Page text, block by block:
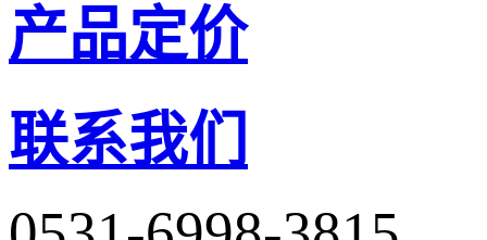
产品定价
联系我们